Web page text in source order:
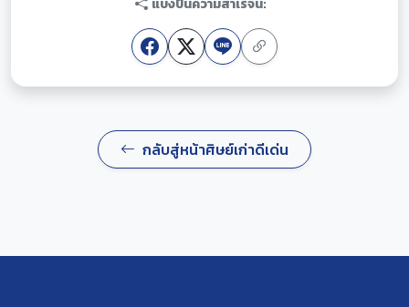
แบ่งปันความสำเร็จนี้:
กลับสู่หน้าศิษย์เก่าดีเด่น